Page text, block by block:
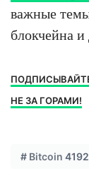
важные
блокчейна
НЕ ЗА ГОРАМИ!
# Bitcoin 4192